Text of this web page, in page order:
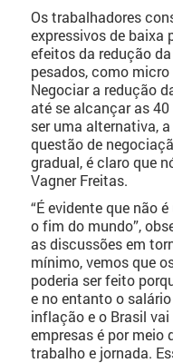
Os trabalhadores
expressivos de baixa
efeitos da redução
pesados, como micro
Negociar a redução
até se alcançar as 40
ser uma alternativa,
questão de
gradual, é claro que
Vagner Freitas.
“É evidente que não
o fim do mundo”,
as discussões em
mínimo, vemos que
poderia ser feito
e no entanto o
inflação e o Brasil
empresas é por meio
trabalho e jornada.